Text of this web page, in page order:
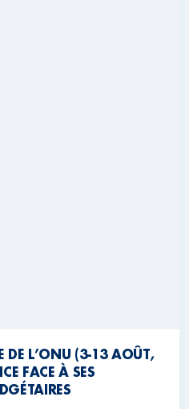
DE L’ONU (3-13 AOÛT,
FACE À SES